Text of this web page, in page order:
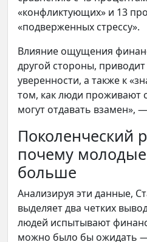
«конфликтующих» и 13
«подверженных стрессу».
Влияние ощущения
другой стороны,
уверенности, а также к
том, как люди проживают
могут отдавать взамен»,
Поколенческий
почему
больше
Анализируя эти данные,
выделяет два четких
людей испытывают
можно было бы ожидать —